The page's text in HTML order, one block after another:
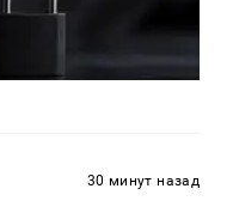
30 минут назад